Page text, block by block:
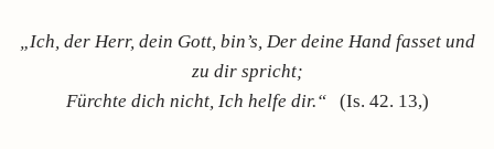
„Ich, der Herr, dein Gott, bin’s, Der deine Hand fasset und
zu dir spricht;
Fürchte dich nicht, Ich helfe dir.“ (Is. 42. 13,)